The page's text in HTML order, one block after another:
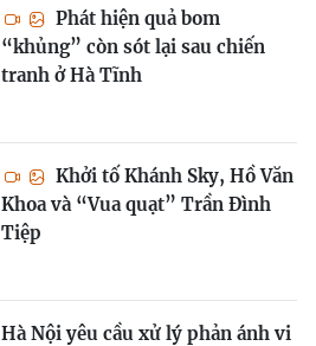
Phát hiện quả bom
“khủng” còn sót lại sau chiến
tranh ở Hà Tĩnh
Khởi tố Khánh Sky, Hồ Văn
Khoa và “Vua quạt” Trần Đình
Tiệp
Hà Nội yêu cầu xử lý phản ánh vi